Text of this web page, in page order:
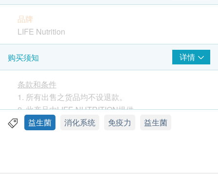
品牌
LIFE Nutrition
原产地
美国
包装
30粒
功效
购买须知 详情
条款和条件
1. 所有出售之货品均不设退款。
2. 此产品由LIFE NUTRITION提供。
3. 如有任何争议，LIFE NUTRITION及健康网购
益生菌 消化系统 免疫力 益生菌